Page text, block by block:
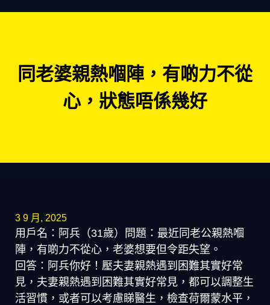
同老婆親熱嗰陣，有啲力不從
心，狀態唔係幾好
3 9 月, 2025
用戶名：阿兵（31歲）問題：最近同老公親熱嗰
陣，有啲力不從心，老婆想要但令距失望。
回答：阿兵你好！壓夫妻親熱遇到困難其實好常
見，夫妻親熱遇到困難其實好常見，都可以調整生
活習慣，或者可以考慮睇醫生，檢查荷爾蒙水平，